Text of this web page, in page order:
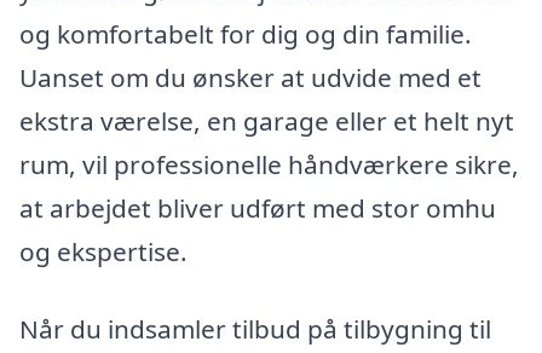
og komfortabelt for dig og din familie.
Uanset om du ønsker at udvide med et
ekstra værelse, en garage eller et helt nyt
rum, vil professionelle håndværkere sikre,
at arbejdet bliver udført med stor omhu
og ekspertise.
Når du indsamler tilbud på tilbygning til